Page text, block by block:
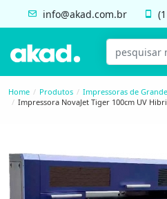
info@akad.com.br
Home Produtos
Impressoras de
Impressora NovaJet Tiger 100cm UV